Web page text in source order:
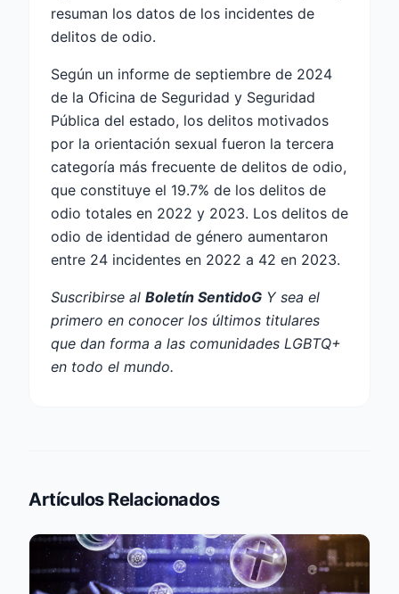
resuman los datos de los incidentes de
delitos de odio.
Según un informe de septiembre de 2024
de la Oficina de Seguridad y Seguridad
Pública del estado, los delitos motivados
por la orientación sexual fueron la tercera
categoría más frecuente de delitos de odio,
que constituye el 19.7% de los delitos de
odio totales en 2022 y 2023. Los delitos de
odio de identidad de género aumentaron
entre 24 incidentes en 2022 a 42 en 2023.
Suscribirse al Boletín SentidoG Y sea el
primero en conocer los últimos titulares
que dan forma a las comunidades LGBTQ+
en todo el mundo.
Artículos Relacionados